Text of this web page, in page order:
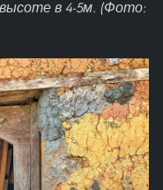
в 4-5м. (Фото: